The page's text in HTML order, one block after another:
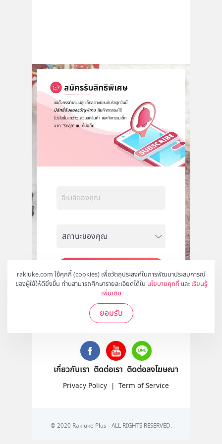
rakluke.com ใช้คุกกี้ (cookies) เพื่อวัตถุประสงค์ในการพัฒนาประสบการณ์
ของผู้ใช้ให้ดียิ่งขึ้น ท่านสามารถศึกษารายละเอียดได้ใน นโยบายคุกกี้ และ เรียนรู้
เพิ่มเติม
ยอมรับ
สมัคร
ติดตามเราได้ที่
เกี่ยวกับเรา ติดต่อเรา ติดต่อลงโฆษณา
Privacy Policy | Term of Service
© 2020 Rakluke Plus - ALL RIGHTS RESERVED.